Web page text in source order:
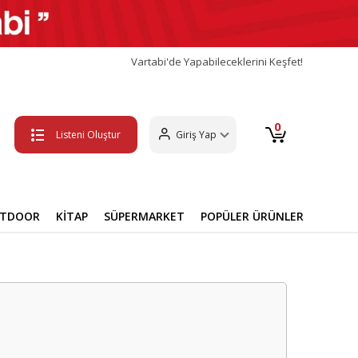
Vartabi'de Yapabileceklerini Keşfet!
Listeni Oluştur Giriş Yap 0
KİTAP SÜPERMARKET POPÜLER ÜRÜNLER